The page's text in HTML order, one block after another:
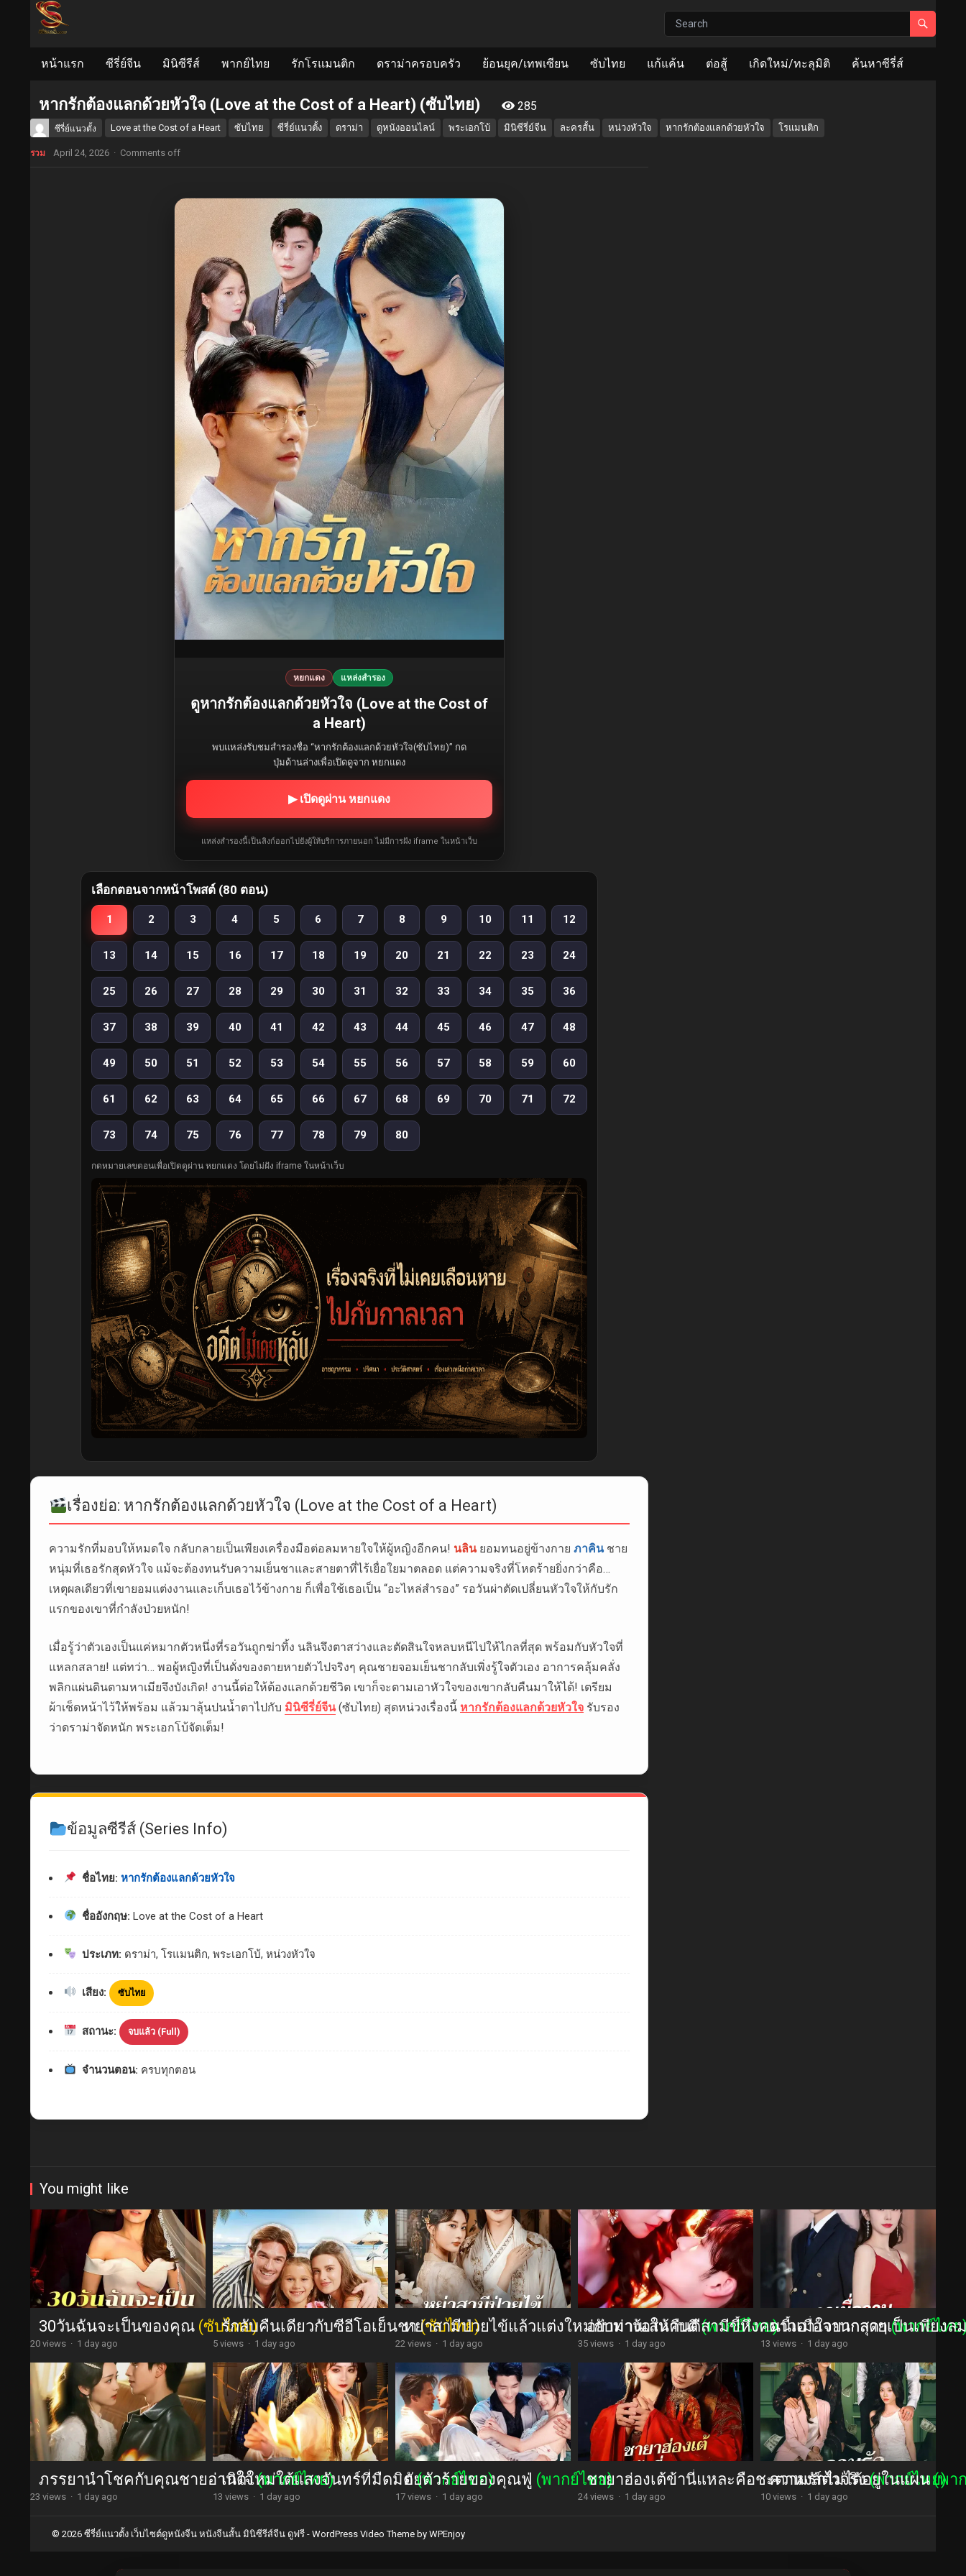
หน้าแรก ซีรี่ย์จีน มินิซีรีส์ พากย์ไทย รักโรแมนติก ดราม่าครอบครัว ย้อนยุค/เทพเซียน ซับไทย แก้แค้น ต่อสู้ เกิดใหม่/ทะลุมิติ ค้นหาซีรี่ส์
หากรักต้องแลกด้วยหัวใจ (Love at the Cost of a Heart) (ซับไทย) 285
ซีรี่ย์แนวตั้ง Love at the Cost of a Heart ซับไทย ซีรี่ย์แนวตั้ง ดราม่า ดูหนังออนไลน์ พระเอกโบ้ มินิซีรี่ย์จีน ละครสั้น หน่วงหัวใจ หากรักต้องแลกด้วยหัวใจ โรแมนติก
รวม April 24, 2026 · Comments off
หยกแดง แหล่งสำรอง
ดูหากรักต้องแลกด้วยหัวใจ (Love at the Cost of
a Heart)
พบแหล่งรับชมสำรองชื่อ “หากรักต้องแลกด้วยหัวใจ(ซับไทย)” กด
ปุ่มด้านล่างเพื่อเปิดดูจาก หยกแดง
▶ เปิดดูผ่าน หยกแดง
แหล่งสำรองนี้เป็นลิงก์ออกไปยังผู้ให้บริการภายนอก ไม่มีการฝัง iframe ในหน้าเว็บ
เลือกตอนจากหน้าโพสต์ (80 ตอน)
1 2 3 4 5 6 7 8 9 10 11 12
13 14 15 16 17 18 19 20 21 22 23 24
25 26 27 28 29 30 31 32 33 34 35 36
37 38 39 40 41 42 43 44 45 46 47 48
49 50 51 52 53 54 55 56 57 58 59 60
61 62 63 64 65 66 67 68 69 70 71 72
73 74 75 76 77 78 79 80
กดหมายเลขตอนเพื่อเปิดดูผ่าน หยกแดง โดยไม่ฝัง iframe ในหน้าเว็บ
เรื่องย่อ: หากรักต้องแลกด้วยหัวใจ (Love at the Cost of a Heart)
ความรักที่มอบให้หมดใจ กลับกลายเป็นเพียงเครื่องมือต่อลมหายใจให้ผู้หญิงอีกคน! นลินยอมทนอยู่ข้างกาย ภาคินชาย
หนุ่มที่เธอรักสุดหัวใจ แม้จะต้องทนรับความเย็นชาและสายตาที่ไร้เยื่อใยมาตลอด แต่ความจริงที่โหดร้ายยิ่งกว่าคือ…
เหตุผลเดียวที่เขายอมแต่งงานและเก็บเธอไว้ข้างกาย ก็เพื่อใช้เธอเป็น “อะไหล่สำรอง” รอวันผ่าตัดเปลี่ยนหัวใจให้กับรัก
แรกของเขาที่กำลังป่วยหนัก!
เมื่อรู้ว่าตัวเองเป็นแค่หมากตัวหนึ่งที่รอวันถูกฆ่าทิ้ง นลินจึงตาสว่างและตัดสินใจหลบหนีไปให้ไกลที่สุด พร้อมกับหัวใจที่
แหลกสลาย! แต่ทว่า… พอผู้หญิงที่เป็นดั่งของตายหายตัวไปจริงๆ คุณชายจอมเย็นชากลับเพิ่งรู้ใจตัวเอง อาการคลุ้มคลั่ง
พลิกแผ่นดินตามหาเมียจึงบังเกิด! งานนี้ต่อให้ต้องแลกด้วยชีวิต เขาก็จะตามเอาหัวใจของเขากลับคืนมาให้ได้! เตรียม
ผ้าเช็ดหน้าไว้ให้พร้อม แล้วมาลุ้นปนน้ำตาไปกับ มินิซีรี่ย์จีน(ซับไทย) สุดหน่วงเรื่องนี้ หากรักต้องแลกด้วยหัวใจ รับรอง
ว่าดราม่าจัดหนัก พระเอกโบ้จัดเต็ม!
ข้อมูลซีรีส์ (Series Info)
ชื่อไทย: หากรักต้องแลกด้วยหัวใจ
ชื่ออังกฤษ: Love at the Cost of a Heart
ประเภท: ดราม่า, โรแมนติก, พระเอกโบ้, หน่วงหัวใจ
เสียง: ซับไทย
สถานะ: จบแล้ว (Full)
จำนวนตอน: ครบทุกตอน
You might like
30วันฉันจะเป็นของคุณ (ซับไทย)
20 views · 1 day ago
รักลับคืนเดียวกับซีอีโอเย็นชา(ซับไทย)
5 views · 1 day ago
หย่าสามีป่วยไข้แล้วแต่งใหม่กับท่านเสนาบดี(พากย์ไทย)
22 views · 1 day ago
อย่ามาง้อให้คืนดีสามีขี้หึงคนนี้เอาใจยากสุดๆ(พากย์ไทย
35 views · 1 day ago
ดาวเมื่อวานกลายเป็นเพียงล
13 views · 1 day ago
ภรรยานำโชคกับคุณชายอ่านใจ(พากย์ไทย)
23 views · 1 day ago
เกิดใหม่ใต้แสงจันทร์ที่มืดมิด(พากย์ไทย)
13 views · 1 day ago
ยัยตัวร้ายของคุณฟู่ (พากย์ไทย)
17 views · 1 day ago
ชายาฮ่องเต้ข้านี่แหละคือชะตาหงส์ตัวจริง(พากย์ไทย)
24 views · 1 day ago
ความรักไม่ได้อยู่ในแผน(พา
10 views · 1 day ago
© 2026 ซีรี่ย์แนวตั้ง เว็บไซต์ดูหนังจีน หนังจีนสั้น มินิซีรีส์จีน ดูฟรี - WordPress Video Theme by WPEnjoy